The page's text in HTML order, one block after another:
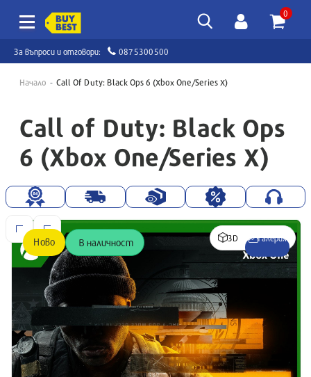
0
За въпроси и отговори: 0875300500
Начало Call Of Duty: Black Ops 6 (Xbox One/Series X)
Call of Duty: Black Ops
6 (Xbox One/Series X)
Ново В наличност 3D Галерия